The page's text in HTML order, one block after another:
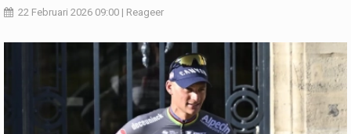
22 Februari 2026 09:00 | Reageer